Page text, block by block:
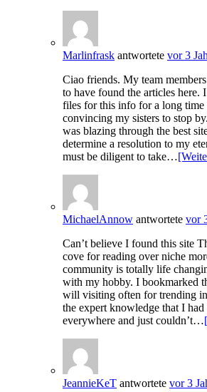
Marlinfrask antwortete vor 3
Ciao friends. My team
to have found the articles here.
files for this info for a long
convincing my sisters to stop
was blazing through the best
determine a resolution to my
must be diligent to take…
MichaelAnnow antwortete vor
Can’t believe I found this site
cove for reading over niche
community is totally life
with my hobby. I bookmarked
will visiting often for trending
the expert knowledge that I
everywhere and just couldn’t…
JeannieKeT antwortete vor 3